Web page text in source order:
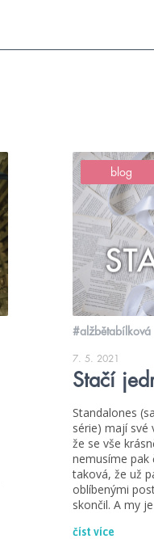
blog
#alžbětabílková
7. 5. 2021
Stačí
Standalones
série) mají své
že se vše
nemusíme pak
taková, že už
oblíbenými
skončil. A my
číst více